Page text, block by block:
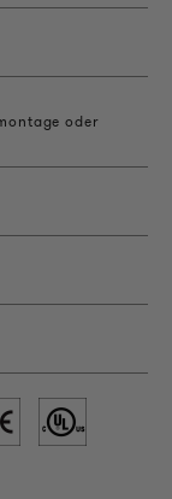
oder